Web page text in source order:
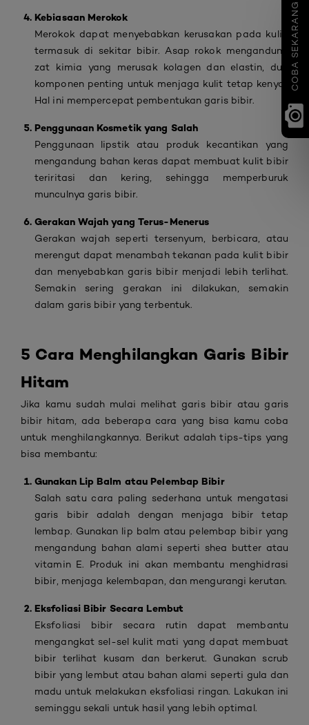
COBA SEKARANG
Kebiasaan Merokok
Merokok dapat menyebabkan kerusakan pada kulit,
termasuk di sekitar bibir. Asap rokok mengandung
zat kimia yang merusak kolagen dan elastin, dua
komponen penting untuk menjaga kulit tetap kenyal.
Hal ini mempercepat pembentukan garis bibir.
Penggunaan Kosmetik yang Salah
Penggunaan lipstik atau produk kecantikan yang
mengandung bahan keras dapat membuat kulit bibir
teriritasi dan kering, sehingga memperburuk
munculnya garis bibir.
Gerakan Wajah yang Terus-Menerus
Gerakan wajah seperti tersenyum, berbicara, atau
merengut dapat menambah tekanan pada kulit bibir
dan menyebabkan garis bibir menjadi lebih terlihat.
Semakin sering gerakan ini dilakukan, semakin
dalam garis bibir yang terbentuk.
5 Cara Menghilangkan Garis Bibir
Hitam
Jika kamu sudah mulai melihat garis bibir atau garis
bibir hitam, ada beberapa cara yang bisa kamu coba
untuk menghilangkannya. Berikut adalah tips-tips yang
bisa membantu:
Gunakan Lip Balm atau Pelembap Bibir
Salah satu cara paling sederhana untuk mengatasi
garis bibir adalah dengan menjaga bibir tetap
lembap. Gunakan lip balm atau pelembap bibir yang
mengandung bahan alami seperti shea butter atau
vitamin E. Produk ini akan membantu menghidrasi
bibir, menjaga kelembapan, dan mengurangi kerutan.
Eksfoliasi Bibir Secara Lembut
Eksfoliasi bibir secara rutin dapat membantu
mengangkat sel-sel kulit mati yang dapat membuat
bibir terlihat kusam dan berkerut. Gunakan scrub
bibir yang lembut atau bahan alami seperti gula dan
madu untuk melakukan eksfoliasi ringan. Lakukan ini
seminggu sekali untuk hasil yang lebih optimal.